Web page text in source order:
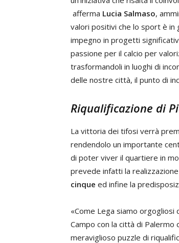
afferma Lucia Salmaso,
valori positivi che lo sport è in
impegno in progetti
passione per il calcio per
trasformandoli in luoghi di
delle nostre città, il punto di
Riqualificazione di
La vittoria dei tifosi verrà
rendendolo un importante
di poter viver il quartiere in
prevede infatti la
cinque ed infine la
«Come Lega siamo
Campo con la città di Palermo
meraviglioso puzzle di